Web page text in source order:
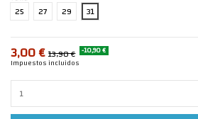
25
27 29 31
3,00 € 13,90 € -10,90 €
Impuestos incluidos